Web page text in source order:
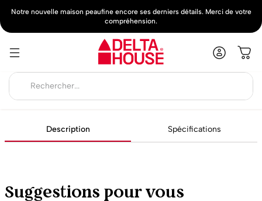
Notre nouvelle maison peaufine encore ses derniers détails. Merci de votre
compréhension.
Description Spécifications
Suggestions pour vous